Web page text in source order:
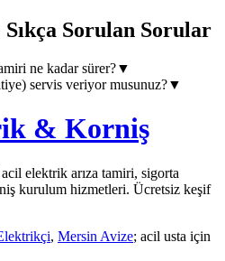
Sıkça Sorulan Sorular
ne kadar sürer?▼
) servis veriyor musunuz?▼
& Korniş
elektrik arıza tamiri, sigorta
kurulum hizmetleri. Ücretsiz keşif
, Mersin Avize; acil usta için